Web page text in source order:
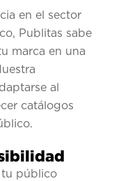
en el sector
Publitas sabe
marca en una
al
catálogos
tu público